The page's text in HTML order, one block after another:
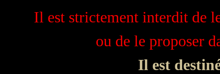
Il est strictement interdit de
ou de le proposer
Il est